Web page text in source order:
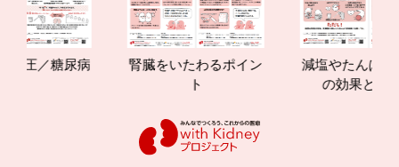
糖尿病
腎臓をいたわるポイン
減塩やたんぱく質管理
の効果と重要性